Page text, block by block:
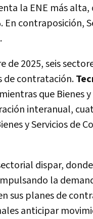
la ENE más alta,
En contraposición,
2025, seis
de contratación.
que Bienes y
interanual,
y Servicios de
dispar,
la
sus planes de
anticipar